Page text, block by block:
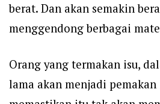
berat. Dan akan semakin
menggendong berbagai
Orang yang termakan isu,
lama akan menjadi pemakan